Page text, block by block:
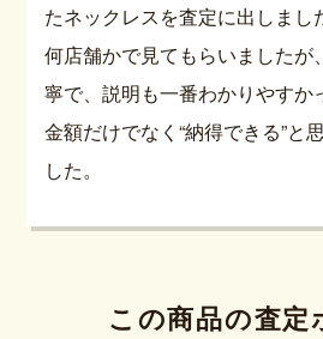
たネックレスを査定に出しまし
何店舗かで見てもらいましたが
寧で、説明も一番わかりやすか
金額だけでなく“納得できる”と
した。
この商品の査定